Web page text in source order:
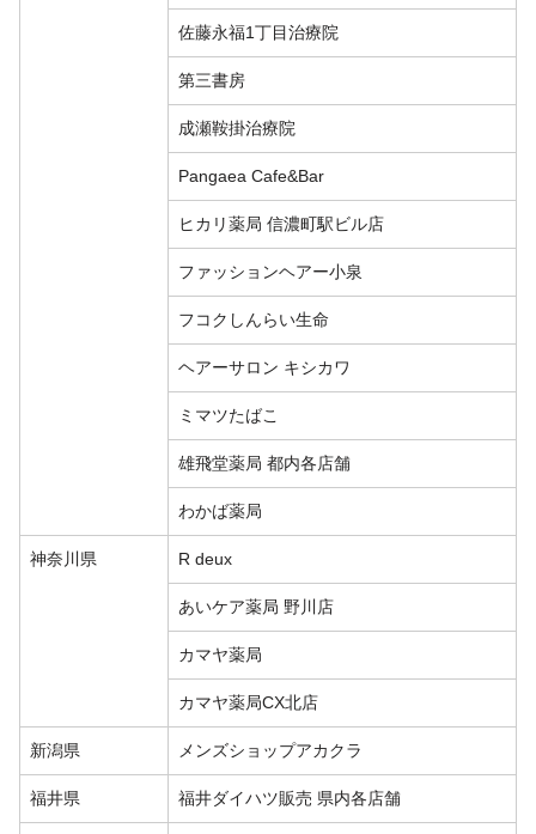
佐藤永福1丁目治療院
第三書房
成瀬鞍掛治療院
Pangaea Cafe&Bar
ヒカリ薬局 信濃町駅ビル店
ファッションヘアー小泉
フコクしんらい生命
ヘアーサロン キシカワ
ミマツたばこ
雄飛堂薬局 都内各店舗
わかば薬局
神奈川県 R deux
あいケア薬局 野川店
カマヤ薬局
カマヤ薬局CX北店
新潟県 メンズショップアカクラ
福井県 福井ダイハツ販売 県内各店舗